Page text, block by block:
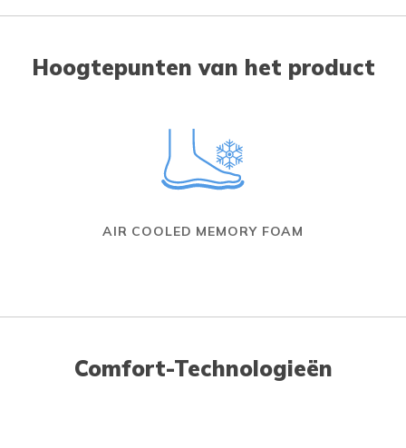
Hoogtepunten van het product
AIR COOLED MEMORY FOAM
Comfort-Technologieën